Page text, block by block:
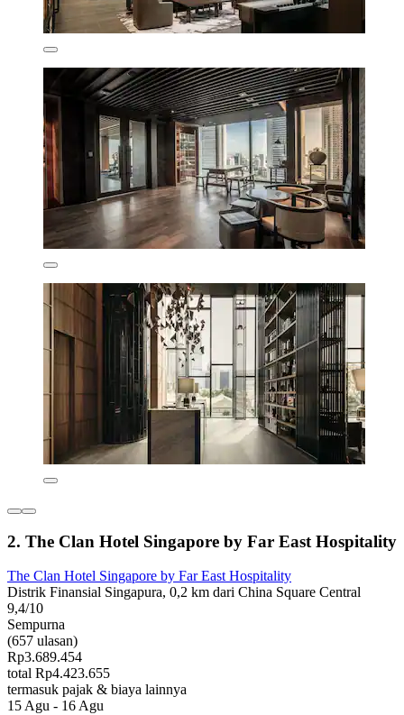
2. The Clan Hotel Singapore by Far East Hospitality
The Clan Hotel Singapore by Far East Hospitality
Distrik Finansial Singapura, 0,2 km dari China Square Central
9,4/10
Sempurna
(657 ulasan)
Rp3.689.454
total Rp4.423.655
termasuk pajak & biaya lainnya
15 Agu - 16 Agu